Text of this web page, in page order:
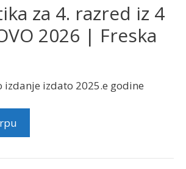
za 4. razred iz 4
2026 | Freska
izdanje izdato 2025.e godine